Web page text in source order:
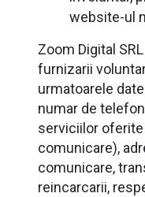
website-ul
Zoom Digital
furnizarii
urmatoarele
numar de
serviciilor
comunicare),
comunicare,
reincarcarii,